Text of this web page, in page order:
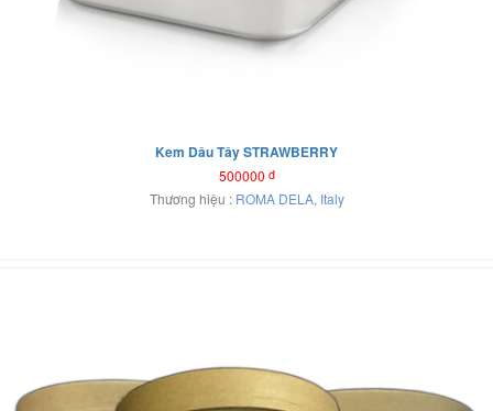
Kem Dâu Tây STRAWBERRY
500000 đ
Thương hiệu : ROMA DELA, Italy